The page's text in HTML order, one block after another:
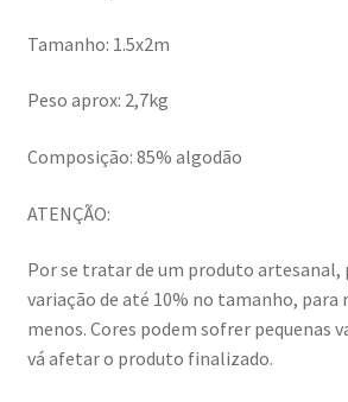
Tamanho: 1.5x2m
Peso aprox: 2,7kg
Composição: 85% algodão
ATENÇÃO:
Por se tratar de um produto artesanal,
variação de até 10% no tamanho, para
menos. Cores podem sofrer pequenas
vá afetar o produto finalizado.